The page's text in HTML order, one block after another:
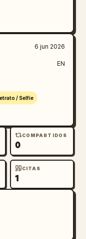
6 jun 2026
EN
/ Selfie
COMPARTIDOS
0
CITAS
1